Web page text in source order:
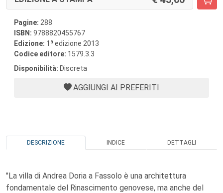
Pagine: 288
ISBN: 9788820455767
Edizione: 1 a edizione 2013
Codice editore: 1579.3.3
Disponibilità: Discreta
AGGIUNGI AI PREFERITI
DESCRIZIONE INDICE DETTAGLI
"La villa di Andrea Doria a Fassolo è una architettura
fondamentale del Rinascimento genovese, ma anche del